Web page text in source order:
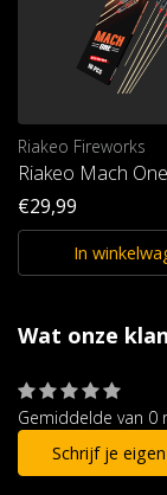
Riakeo Fireworks
Riakeo Mach One
€29,99
In
Wat onze
Gemiddelde van 0
Schrijf je